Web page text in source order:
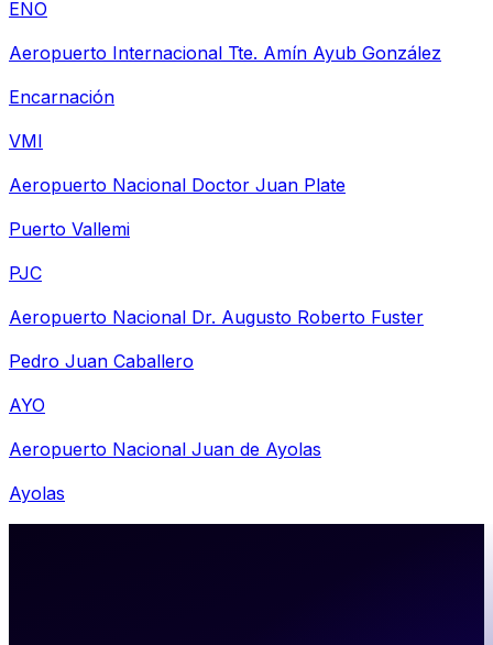
ENO
Aeropuerto Internacional Tte. Amín Ayub González
Encarnación
VMI
Aeropuerto Nacional Doctor Juan Plate
Puerto Vallemi
PJC
Aeropuerto Nacional Dr. Augusto Roberto Fuster
Pedro Juan Caballero
AYO
Aeropuerto Nacional Juan de Ayolas
Ayolas